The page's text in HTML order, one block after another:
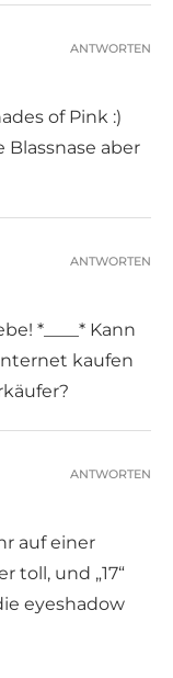
of Pink :)
aber
ANTWORTEN
*____* Kann
kaufen
ANTWORTEN
auf einer
toll, und „17“
eyeshadow
ANTWORTEN